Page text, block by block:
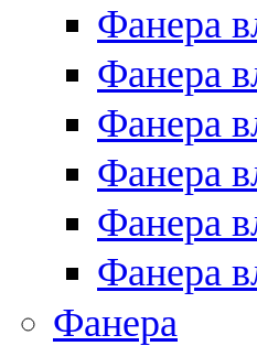
Фанера
Фанера
Фанера
Фанера
Фанера
Фанера
Фанера